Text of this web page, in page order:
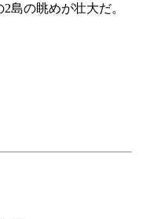
島の眺めが壮大だ。